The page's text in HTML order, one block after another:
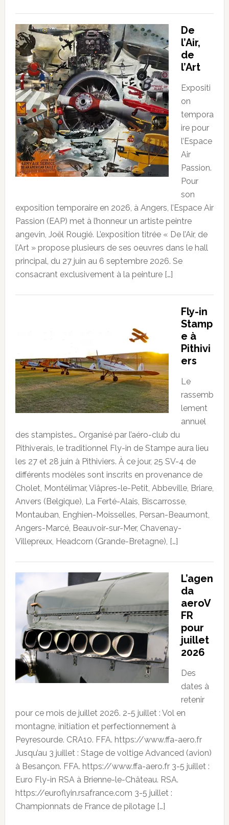
De
l’Air,
de
l’Art
Expositi
on
tempora
ire pour
l’Espace
Air
Passion.
Pour
son
exposition temporaire en 2026, à Angers, l’Espace Air
Passion (EAP) met à l’honneur un artiste peintre
angevin, Joël Rougié. L’exposition titrée « De l’Air, de
l’Art » propose plusieurs de ses oeuvres dans le hall
principal, du 27 juin au 6 septembre 2026. Se
consacrant exclusivement à la peinture […]
Fly-in
Stamp
e à
Pithivi
ers
Le
rassemb
lement
annuel
des stampistes… Organisé par l’aéro-club du
Pithiverais, le traditionnel Fly-in de Stampe aura lieu
les 27 et 28 juin à Pithiviers. À ce jour, 25 SV-4 de
différents modèles sont inscrits en provenance de
Cholet, Montélimar, Viâpres-le-Petit, Abbeville, Briare,
Anvers (Belgique), La Ferté-Alais, Biscarrosse,
Montauban, Enghien-Moisselles, Persan-Beaumont,
Angers-Marcé, Beauvoir-sur-Mer, Chavenay-
Villepreux, Headcorn (Grande-Bretagne), […]
L’agen
da
aeroV
FR
pour
juillet
2026
Des
dates à
retenir
pour ce mois de juillet 2026. 2-5 juillet : Vol en
montagne, initiation et perfectionnement à
Peyresourde. CRA10. FFA. https://www.ffa-aero.fr
Jusqu’au 3 juillet : Stage de voltige Advanced (avion)
à Besançon. FFA. https://www.ffa-aero.fr 3-5 juillet :
Euro Fly-in RSA à Brienne-le-Château. RSA.
https://euroflyin.rsafrance.com 3-5 juillet :
Championnats de France de pilotage […]